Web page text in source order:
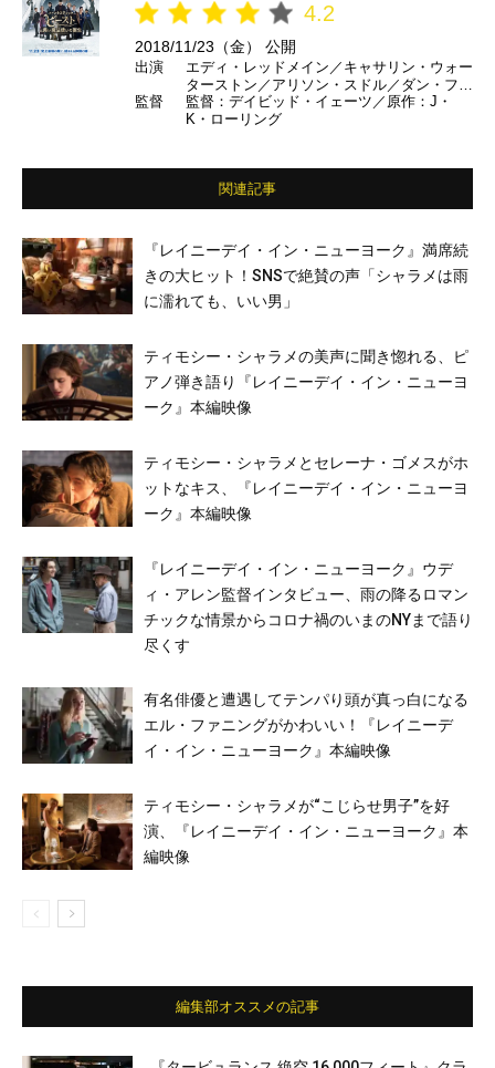
4.2
2018/11/23（金） 公開
出演
エディ・レッドメイン／キャサリン・ウォー
ターストン／アリソン・スドル／ダン・フォ
グラー／エズラ・ミラー／クラウディア・キ
ム／ジュード・ロウ／ジョニー・デップ ほ
田広明／森なな子／江口拓也／大地葉 ほか
監督
監督：デイビッド・イェーツ／原作：J・
K・ローリング
関連記事
『レイニーデイ・イン・ニューヨーク』満席続
きの大ヒット！SNSで絶賛の声「シャラメは雨
に濡れても、いい男」
ティモシー・シャラメの美声に聞き惚れる、ピ
アノ弾き語り『レイニーデイ・イン・ニューヨ
ーク』本編映像
ティモシー・シャラメとセレーナ・ゴメスがホ
ットなキス、『レイニーデイ・イン・ニューヨ
ーク』本編映像
『レイニーデイ・イン・ニューヨーク』ウデ
ィ・アレン監督インタビュー、雨の降るロマン
チックな情景からコロナ禍のいまのNYまで語り
尽くす
有名俳優と遭遇してテンパり頭が真っ白になる
エル・ファニングがかわいい！『レイニーデ
イ・イン・ニューヨーク』本編映像
ティモシー・シャラメが“こじらせ男子”を好
演、『レイニーデイ・イン・ニューヨーク』本
編映像
編集部オススメの記事